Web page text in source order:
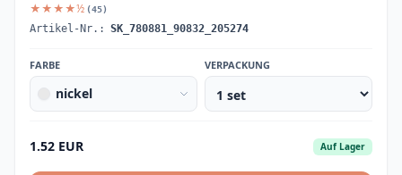
★★★★½ (45)
Artikel-Nr.: SK_780881_90832_205274
FARBE
nickel
VERPACKUNG
1.52 EUR Auf Lager